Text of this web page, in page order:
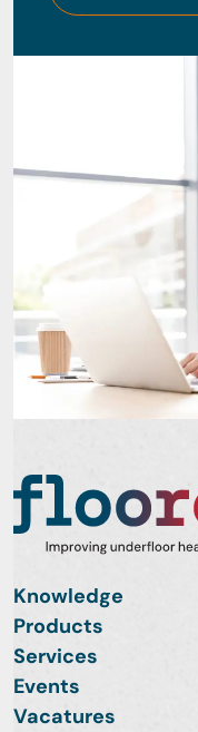
Knowledge
Products
Services
Events
Vacatures